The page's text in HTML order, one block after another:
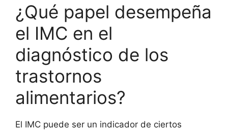
¿Qué papel desempeña
el IMC en el
diagnóstico de los
trastornos
alimentarios?
El IMC puede ser un indicador de ciertos